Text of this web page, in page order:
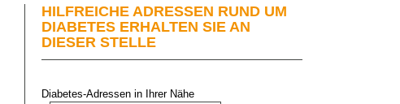
HILFREICHE ADRESSEN RUND UM
DIABETES ERHALTEN SIE AN
DIESER STELLE
Diabetes-Adressen in Ihrer Nähe